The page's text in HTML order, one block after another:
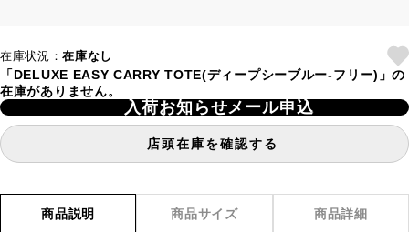
在庫状況：在庫なし
「DELUXE EASY CARRY TOTE(ディープシーブルー-フリー)」の
在庫がありません。
入荷お知らせメール申込
店頭在庫を確認する
商品説明 商品サイズ 商品詳細